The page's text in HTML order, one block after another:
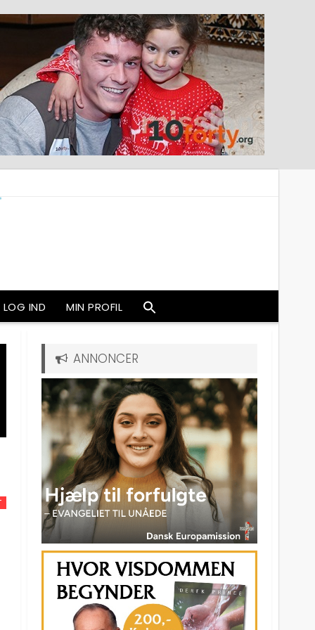
LOG IND MIN PROFIL
ANNONCER